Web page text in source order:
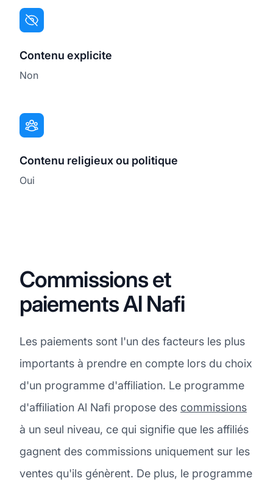
Contenu explicite
Non
Contenu religieux ou politique
Oui
Commissions et
paiements Al Nafi
Les paiements sont l'un des facteurs les plus
importants à prendre en compte lors du choix
d'un programme d'affiliation. Le programme
d'affiliation Al Nafi propose des commissions
à un seul niveau, ce qui signifie que les affiliés
gagnent des commissions uniquement sur les
ventes qu'ils génèrent. De plus, le programme